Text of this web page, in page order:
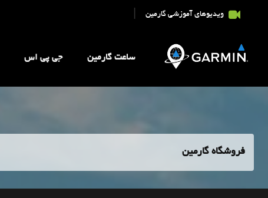
ویدیوهای آموزشی گارمین
ساعت گارمین جی پی اس
فروشگاه گارمین